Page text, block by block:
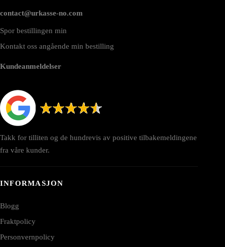
contact@urkasse-no.com
Spor bestillingen min
Kontakt oss angående min bestilling
Kundeanmeldelser
Takk for tilliten og de hundrevis av positive tilbakemeldingene
fra våre kunder.
INFORMASJON
Blogg
Fraktpolicy
Personvernpolicy